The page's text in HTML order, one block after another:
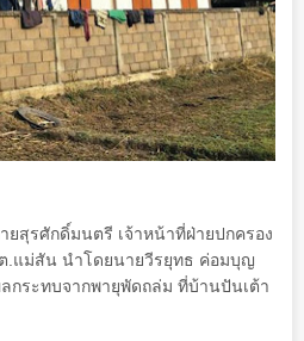
ยสุรศักดิ์มนตรี เจ้าหน้าที่ฝ่ายปกครอง
.แม่สัน นำโดยนายวีรยุทธ ค่อมบุญ
กระทบจากพายุพัดถล่ม ที่บ้านปันเต้า